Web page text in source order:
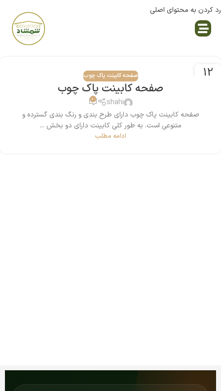
رد کردن به محتوای اصلی
12 صفحه کابینت پاک چوب
صفحه کابینت پاک چوب
shahi
0
صفحه کابینت پاک چوب دارای طرح بندی و رنگ بندی گسترده و
متنوعی است. به طور کلی کابینت دارای دو بخش ...
ادامه مطلب